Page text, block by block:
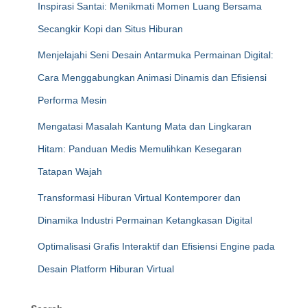
Inspirasi Santai: Menikmati Momen Luang Bersama
Secangkir Kopi dan Situs Hiburan
Menjelajahi Seni Desain Antarmuka Permainan Digital:
Cara Menggabungkan Animasi Dinamis dan Efisiensi
Performa Mesin
Mengatasi Masalah Kantung Mata dan Lingkaran
Hitam: Panduan Medis Memulihkan Kesegaran
Tatapan Wajah
Transformasi Hiburan Virtual Kontemporer dan
Dinamika Industri Permainan Ketangkasan Digital
Optimalisasi Grafis Interaktif dan Efisiensi Engine pada
Desain Platform Hiburan Virtual